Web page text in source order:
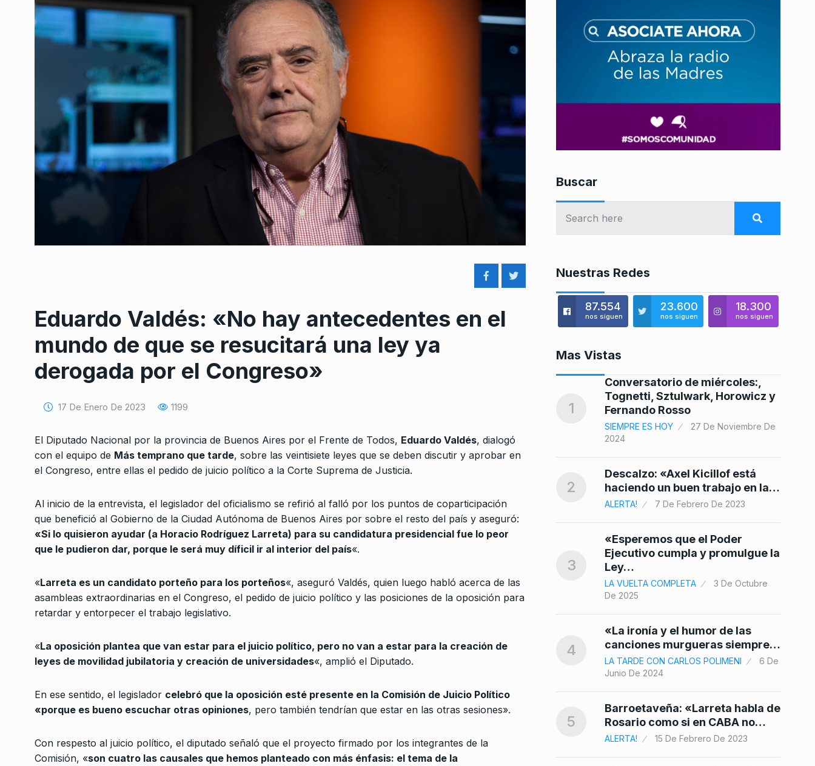
Eduardo Valdés: «No hay antecedentes en el
mundo de que se resucitará una ley ya
derogada por el Congreso»
17 De Enero De 2023 1199
El Diputado Nacional por la provincia de Buenos Aires por el Frente de Todos, Eduardo Valdés, dialogó
con el equipo de Más temprano que tarde, sobre las veintisiete leyes que se deben discutir y aprobar en
el Congreso, entre ellas el pedido de juicio político a la Corte Suprema de Justicia.
Al inicio de la entrevista, el legislador del oficialismo se refirió al falló por los puntos de coparticipación
que benefició al Gobierno de la Ciudad Autónoma de Buenos Aires por sobre el resto del país y aseguró:
«Si lo quisieron ayudar (a Horacio Rodríguez Larreta) para su candidatura presidencial fue lo peor
que le pudieron dar, porque le será muy díficil ir al interior del país«.
«Larreta es un candidato porteño para los porteños«, aseguró Valdés, quien luego habló acerca de las
asambleas extraordinarias en el Congreso, el pedido de juicio político y las posiciones de la oposición para
retardar y entorpecer el trabajo legislativo.
«La oposición plantea que van estar para el juicio político, pero no van a estar para la creación de
leyes de movilidad jubilatoria y creación de universidades«, amplió el Diputado.
En ese sentido, el legislador celebró que la oposición esté presente en la Comisión de Juicio Político
«porque es bueno escuchar otras opiniones, pero también tendrían que estar en las otras sesiones».
Con respesto al juicio político, el diputado señaló que el proyecto firmado por los integrantes de la
Comisión, «son cuatro las causales que hemos planteado con más énfasis: el tema de la
Buscar
Nuestras Redes
87.554
nos siguen
23.600
nos siguen
18.300
nos siguen
Mas Vistas
1
Conversatorio de miércoles:,
Fernando Rosso
2024
Descalzo: «Axel Kicillof está
ALERTA! 7 De Febrero De 2023
«Esperemos que el Poder
Ejecutivo cumpla y promulgue la
LA VUELTA COMPLETA
3 De Octubre
De 2025
4
canciones murgueras siempre…
LA TARDE CON CARLOS POLIMENI
6 De
Barroetaveña: «Larreta habla de
ALERTA! 15 De Febrero De 2023
9
La nueva búsqueda de las ferias
de empleo chinas
10
Vení de este lado, el pueblo te
defiende
1
Conversatorio de miércoles:,
Tognetti, Sztulwark, Horowicz y
Fernando Rosso
SIEMPRE ES HOY
27 De Noviembre De
2024
2
Descalzo: «Axel Kicillof está
haciendo un buen trabajo en la…
ALERTA! 7 De Febrero De 2023
3
«Esperemos que el Poder
Ejecutivo cumpla y promulgue la
Ley…
LA VUELTA COMPLETA
3 De Octubre
De 2025
4
«La ironía y el humor de las
canciones murgueras siempre…
LA TARDE CON CARLOS POLIMENI
6 De
Junio De 2024
5
Barroetaveña: «Larreta habla de
Rosario como si en CABA no…
ALERTA! 15 De Febrero De 2023